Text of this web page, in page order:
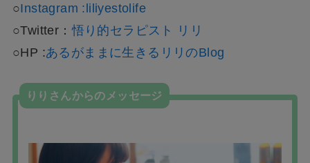
○Instagram :liliyestolife
○Twitter：悟り的セラピスト リリ
○HP :あるがままに生きるリリのBlog
りりさんからのメッセージ